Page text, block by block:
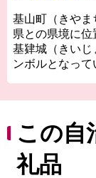
基山町（きやま
県との県境に位
基肄城（きいじ
ンボルとなっ
です。 一方、古くから交通の要衝として発展し、町内を
九州自動車道
どが通り、立
で近いと感じ
この自
礼品